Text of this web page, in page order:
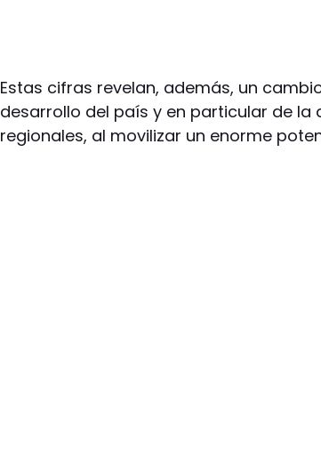
Estas cifras revelan, además, un
desarrollo del país y en particular de
regionales, al movilizar un enorme